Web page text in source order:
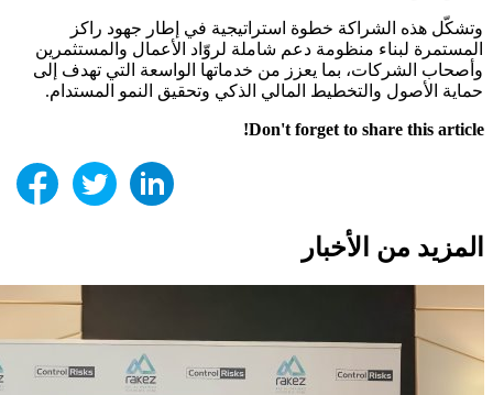
وتشكّل هذه الشراكة خطوة استراتيجية في إطار جهود راكز
المستمرة لبناء منظومة دعم شاملة لروّاد الأعمال والمستثمرين
وأصحاب الشركات، بما يعزز من خدماتها الواسعة التي تهدف إلى
حماية الأصول والتخطيط المالي الذكي وتحقيق النمو المستدام.
Don't forget to share this article!
المزيد من الأخبار